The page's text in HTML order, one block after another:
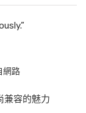
網路
兼容的魅力